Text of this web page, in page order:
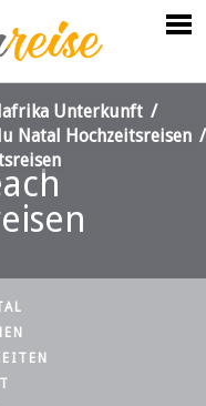
Unterkunft /
Natal Hochzeitsreisen /